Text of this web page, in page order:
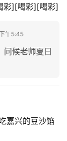
彩][喝彩][喝彩]
午5:45
问候老师夏日
嘉兴的豆沙馅